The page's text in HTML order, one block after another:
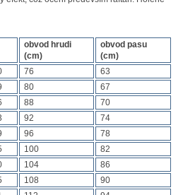
obvod hrudi
(cm)
obvod pasu
(cm)
76
63
80
67
88
70
92
74
96
78
100
82
104
86
108
90